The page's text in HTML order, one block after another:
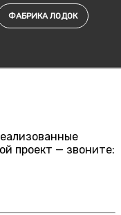
ФАБРИКА ЛОДОК
проект — звоните: